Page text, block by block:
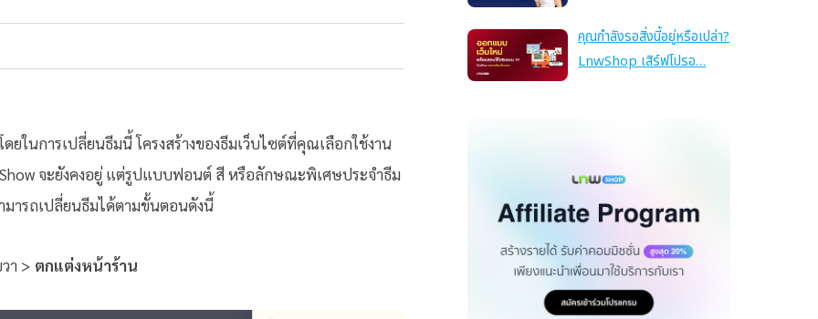
ในการเปลี่ยนธีมนี้ โครงสร้างของธีมเว็บไซต์ที่คุณเลือกใช้งาน
จะยังคงอยู่ แต่รูปแบบฟอนต์ สี หรือลักษณะพิเศษประจำธีม
ารถเปลี่ยนธีมได้ตามขั้นตอนดังนี้
า > ตกแต่งหน้าร้าน
คุณกำลังรอสิ่งนี้อยู่หรือเปล่า?
LnwShop เสิร์ฟโปรอ…